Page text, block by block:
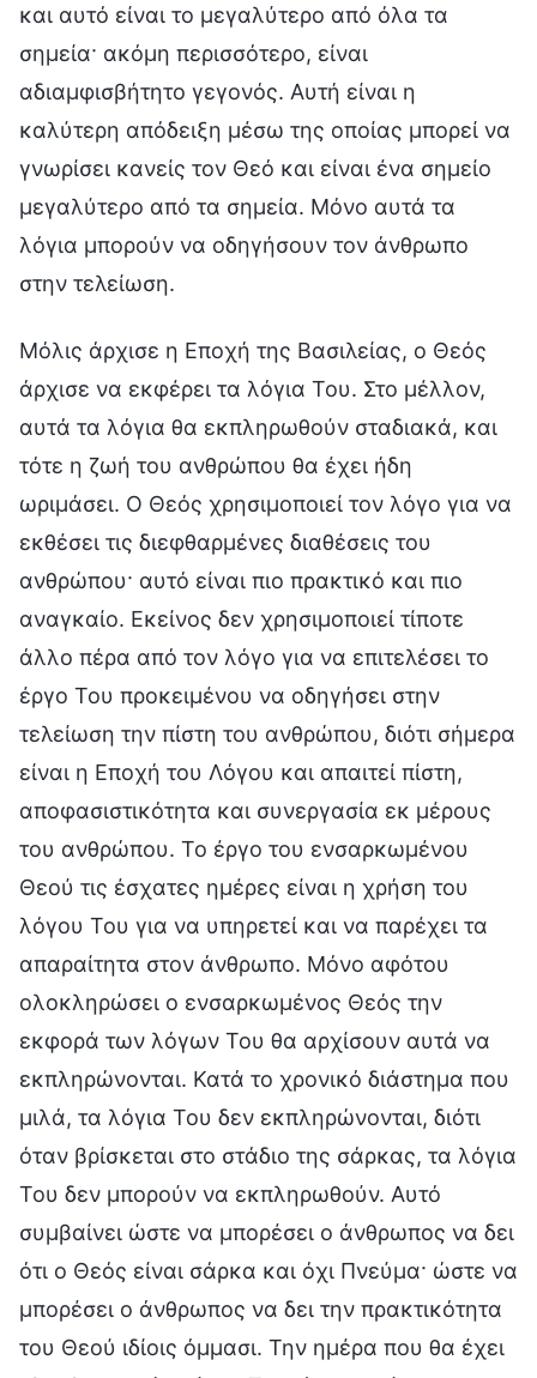
και αυτό είναι το μεγαλύτερο από όλα τα
σημεία· ακόμη περισσότερο, είναι
αδιαμφισβήτητο γεγονός. Αυτή είναι η
καλύτερη απόδειξη μέσω της οποίας μπορεί να
γνωρίσει κανείς τον Θεό και είναι ένα σημείο
μεγαλύτερο από τα σημεία. Μόνο αυτά τα
λόγια μπορούν να οδηγήσουν τον άνθρωπο
στην τελείωση.
Μόλις άρχισε η Εποχή της Βασιλείας, ο Θεός
άρχισε να εκφέρει τα λόγια Του. Στο μέλλον,
αυτά τα λόγια θα εκπληρωθούν σταδιακά, και
τότε η ζωή του ανθρώπου θα έχει ήδη
ωριμάσει. Ο Θεός χρησιμοποιεί τον λόγο για να
εκθέσει τις διεφθαρμένες διαθέσεις του
ανθρώπου· αυτό είναι πιο πρακτικό και πιο
αναγκαίο. Εκείνος δεν χρησιμοποιεί τίποτε
άλλο πέρα από τον λόγο για να επιτελέσει το
έργο Του προκειμένου να οδηγήσει στην
τελείωση την πίστη του ανθρώπου, διότι σήμερα
είναι η Εποχή του Λόγου και απαιτεί πίστη,
αποφασιστικότητα και συνεργασία εκ μέρους
του ανθρώπου. Το έργο του ενσαρκωμένου
Θεού τις έσχατες ημέρες είναι η χρήση του
λόγου Του για να υπηρετεί και να παρέχει τα
απαραίτητα στον άνθρωπο. Μόνο αφότου
ολοκληρώσει ο ενσαρκωμένος Θεός την
εκφορά των λόγων Του θα αρχίσουν αυτά να
εκπληρώνονται. Κατά το χρονικό διάστημα που
μιλά, τα λόγια Του δεν εκπληρώνονται, διότι
όταν βρίσκεται στο στάδιο της σάρκας, τα λόγια
Του δεν μπορούν να εκπληρωθούν. Αυτό
συμβαίνει ώστε να μπορέσει ο άνθρωπος να δει
ότι ο Θεός είναι σάρκα και όχι Πνεύμα· ώστε να
μπορέσει ο άνθρωπος να δει την πρακτικότητα
του Θεού ιδίοις όμμασι. Την ημέρα που θα έχει